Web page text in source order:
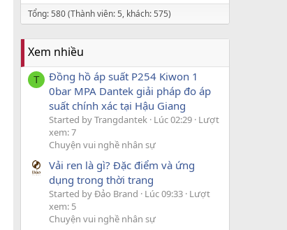
Tổng: 580 (Thành viên: 5, khách: 575)
Xem nhiều
T
Đồng hồ áp suất P254 Kiwon 1
0bar MPA Dantek giải pháp đo áp
suất chính xác tại Hậu Giang
Started by Trangdantek Lúc 02:29 Lượt
xem: 7
Chuyện vui nghề nhân sự
Vải ren là gì? Đặc điểm và ứng
dụng trong thời trang
Started by Đảo Brand Lúc 09:33 Lượt
xem: 5
Chuyện vui nghề nhân sự